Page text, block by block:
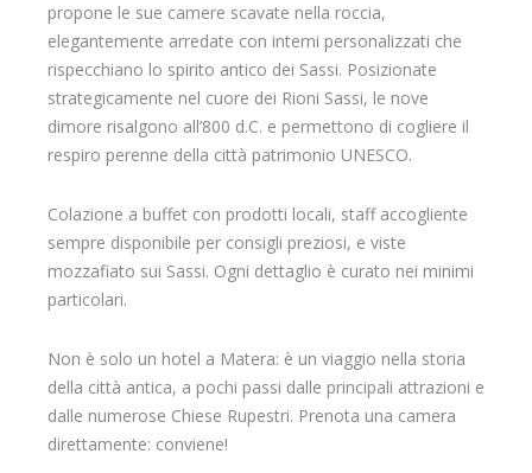
propone le sue camere scavate nella roccia,
elegantemente arredate con interni personalizzati che
rispecchiano lo spirito antico dei Sassi. Posizionate
strategicamente nel cuore dei Rioni Sassi, le nove
dimore risalgono all’800 d.C. e permettono di cogliere il
respiro perenne della città patrimonio UNESCO.
Colazione a buffet con prodotti locali, staff accogliente
sempre disponibile per consigli preziosi, e viste
mozzafiato sui Sassi. Ogni dettaglio è curato nei minimi
particolari.
Non è solo un hotel a Matera: è un viaggio nella storia
della città antica, a pochi passi dalle principali attrazioni e
dalle numerose Chiese Rupestri. Prenota una camera
direttamente: conviene!